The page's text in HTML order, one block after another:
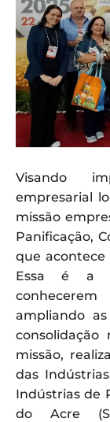
Visando
empresarial
missão
Panificação,
que acontece
Essa é a
ampliando
missão,
das
Indústrias de
do Acre